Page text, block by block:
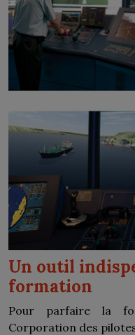
Un outil
formation
Pour parfaire la
Corporation des